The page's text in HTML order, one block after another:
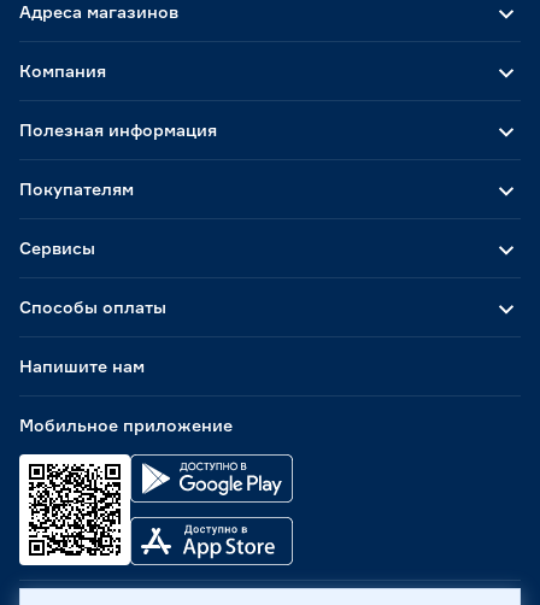
Адреса магазинов
Способы оплаты
Мобильное приложение
Компания
Полезная информация
Покупателям
Сервисы
Напишите нам